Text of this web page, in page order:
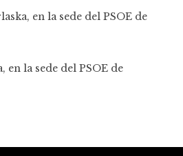
la sede del PSOE de